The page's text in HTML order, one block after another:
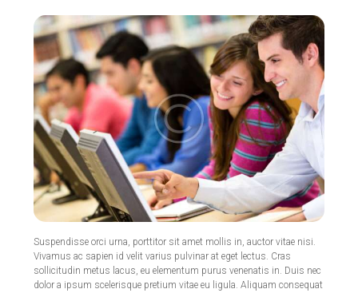
Suspendisse orci urna, porttitor sit amet mollis in, auctor vitae nisi.
Vivamus ac sapien id velit varius pulvinar at eget lectus. Cras
sollicitudin metus lacus, eu elementum purus venenatis in. Duis nec
dolor a ipsum scelerisque pretium vitae eu ligula. Aliquam consequat